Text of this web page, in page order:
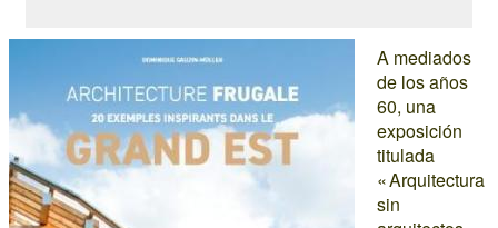
A mediados
de los años
60, una
exposición
titulada
« Arquitectura
sin